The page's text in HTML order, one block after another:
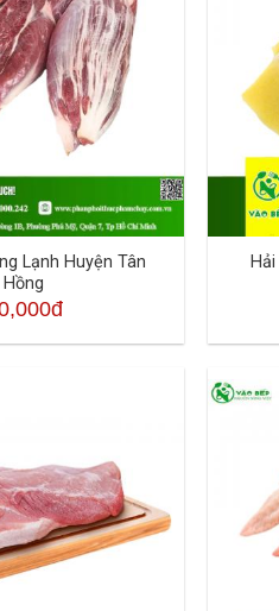
Lạnh Huyện Tân
Hồng